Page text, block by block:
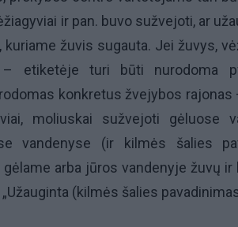
ir pan. buvo sužvejoti, ar
kuriame žuvis sugauta. Jei žuvys,
etiketėje turi būti nurodoma
konkretus žvejybos rajonas
moliuskai sužvejoti gėluose
vandenyse (ir kilmės šalies
arba jūros vandenyje žuvų
(kilmės šalies